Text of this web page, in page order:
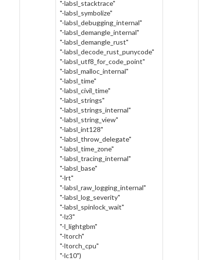
"-labsl_stacktrace"
"-labsl_symbolize"
"-labsl_debugging_internal"
"-labsl_demangle_internal"
"-labsl_demangle_rust"
"-labsl_decode_rust_punycode"
"-labsl_utf8_for_code_point"
"-labsl_malloc_internal"
"-labsl_time"
"-labsl_civil_time"
"-labsl_strings"
"-labsl_strings_internal"
"-labsl_string_view"
"-labsl_int128"
"-labsl_throw_delegate"
"-labsl_time_zone"
"-labsl_tracing_internal"
"-labsl_base"
"-lrt"
"-labsl_raw_logging_internal"
"-labsl_log_severity"
"-labsl_spinlock_wait"
"-lz3"
"-l_lightgbm"
"-ltorch"
"-ltorch_cpu"
"-lc10")